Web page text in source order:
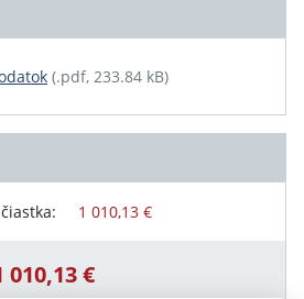
(.pdf, 233.84 kB)
1 010,13 €
010,13 €